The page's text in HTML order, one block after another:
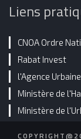
Liens
CNOA Ordre
Rabat Invest
l'Agence
Ministère de
Ministère de